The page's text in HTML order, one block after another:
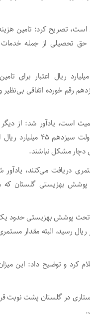
تصریح کرد: تامین
حق تحصیلی از جمله
مدیرکل بهزیستی گلستان با اشاره به اینکه پارسال برای نخستین بار ۱۸۰ میلیارد ریال
رقم خورده اتفاقی بی‌نظیر
است، یادآور شد: از دیگر
بهزیستی مناسب‌سازی جامعه و منزل مددجویان است که در همین
دچار مشکل نباشند.
دریافت می‌کنند،
بهزیستی گلستان که
پرداختی به مددجویان تحت پوشش بهزیستی
بود که در حال حاضر با افزایش قابل‌توجه به ۹ میلیون و ۱۰۰ هزار ریال رسید،
معلولان ضایعه نخاعی را ۲۷ میلیون ریال اعلام کرد و توضیح
در گلستان پشت نوبت